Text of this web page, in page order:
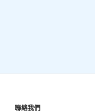
聯絡我們